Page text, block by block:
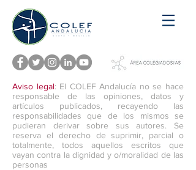
Aviso legal: El COLEF Andalucía no se hace
responsable de las opiniones, datos y
artículos publicados, recayendo las
responsabilidades que de los mismos se
pudieran derivar sobre sus autores. Se
reserva el derecho de suprimir, parcial o
totalmente, todos aquellos escritos que
vayan contra la dignidad y o/moralidad de las
personas